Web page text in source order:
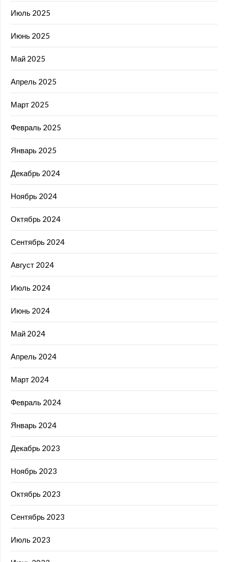
Июль 2025
Июнь 2025
Май 2025
Апрель 2025
Март 2025
Февраль 2025
Январь 2025
Декабрь 2024
Ноябрь 2024
Октябрь 2024
Сентябрь 2024
Август 2024
Июль 2024
Июнь 2024
Май 2024
Апрель 2024
Март 2024
Февраль 2024
Январь 2024
Декабрь 2023
Ноябрь 2023
Октябрь 2023
Сентябрь 2023
Июль 2023